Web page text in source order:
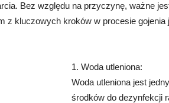
Bez względu na przyczynę, ważne
z kluczowych kroków w procesie gojenia
1. Woda utleniona:
Woda utleniona jest
środków do dezynfekcji